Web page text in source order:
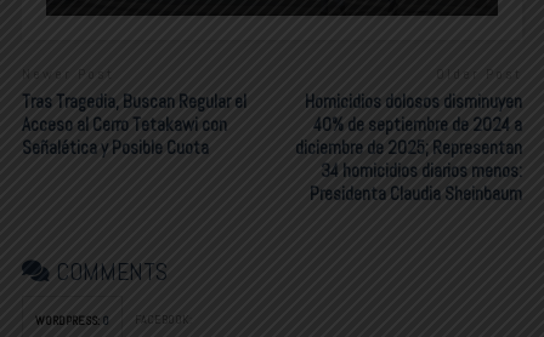
Newer Post
Tras Tragedia, Buscan Regular el
Acceso al Cerro Tetakawi con
Señalética y Posible Cuota
Homicidios dolosos disminuyen
40% de septiembre de 2024 a
diciembre de 2025; Representan
34 homicidios diarios menos:
Presidenta Claudia Sheinbaum
COMMENTS
WORDPRESS: 0 FACEBOOK: